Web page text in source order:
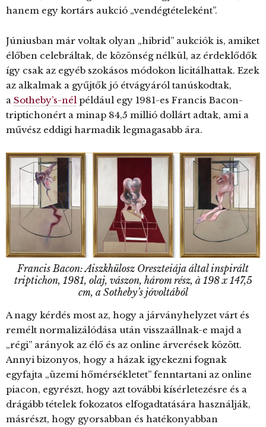
hanem egy kortárs aukció „vendégtételeként”.
Júniusban már voltak olyan „hibrid” aukciók is, amiket
élőben celebráltak, de közönség nélkül, az érdeklődők
így csak az egyéb szokásos módokon licitálhattak. Ezek
az alkalmak a gyűjtők jó étvágyáról tanúskodtak,
a Sotheby’s-nél például egy 1981-es Francis Bacon-
triptichonért a minap 84,5 millió dollárt adtak, ami a
művész eddigi harmadik legmagasabb ára.
Francis Bacon: Aiszkhülosz Oreszteiája által inspirált
triptichon, 1981, olaj, vászon, három rész, à 198 x 147,5
cm, a Sotheby’s jóvoltából
A nagy kérdés most az, hogy a járványhelyzet várt és
remélt normalizálódása után visszaállnak-e majd a
„régi” arányok az élő és az online árverések között.
Annyi bizonyos, hogy a házak igyekezni fognak
egyfajta „üzemi hőmérsékletet” fenntartani az online
piacon, egyrészt, hogy azt további kísérletezésre és a
drágább tételek fokozatos elfogadtatására használják,
másrészt, hogy gyorsabban és hatékonyabban